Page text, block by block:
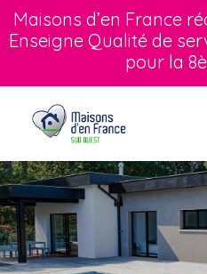
Maisons d’en France
Enseigne Qualité de
pour la